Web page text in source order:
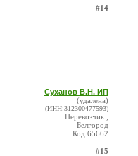
#14
Суханов В.Н. ИП
(удалена)
(ИНН:312300477593)
Перевозчик ,
Белгород
Код:65662
#15